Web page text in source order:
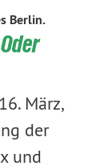
Berlin.
März,
der
und